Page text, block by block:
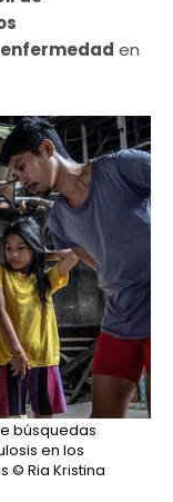
en
búsquedas
en los
© Ria Kristina